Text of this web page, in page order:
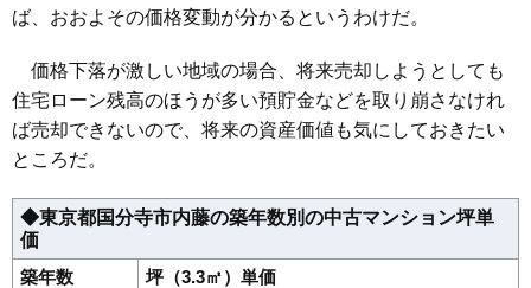
ば、おおよその価格変動が分かるというわけだ。
価格下落が激しい地域の場合、将来売却しようとしても
住宅ローン残高のほうが多い預貯金などを取り崩さなけれ
ば売却できないので、将来の資産価値も気にしておきたい
ところだ。
◆東京都国分寺市内藤の築年数別の中古マンション坪単
価
築年数
坪（3.3㎡）単価